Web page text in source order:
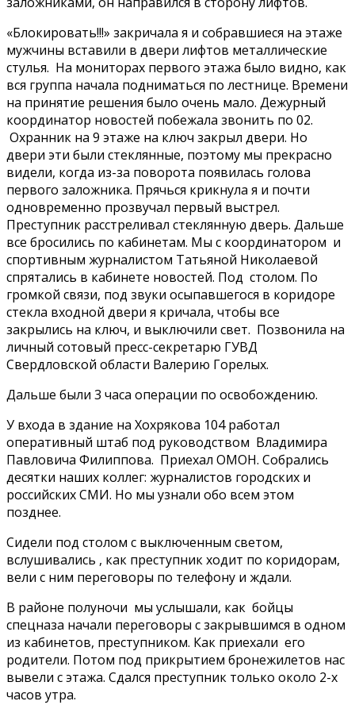
«Блокировать!!!» закричала я и собравшиеся на этаже
мужчины вставили в двери лифтов металлические
стулья. На мониторах первого этажа было видно, как
вся группа начала подниматься по лестнице. Времени
на принятие решения было очень мало. Дежурный
координатор новостей побежала звонить по 02.
Охранник на 9 этаже на ключ закрыл двери. Но
двери эти были стеклянные, поэтому мы прекрасно
видели, когда из-за поворота появилась голова
первого заложника. Прячься крикнула я и почти
одновременно прозвучал первый выстрел.
Преступник расстреливал стеклянную дверь. Дальше
все бросились по кабинетам. Мы с координатором и
спортивным журналистом Татьяной Николаевой
спрятались в кабинете новостей. Под столом. По
громкой связи, под звуки осыпавшегося в коридоре
стекла входной двери я кричала, чтобы все
закрылись на ключ, и выключили свет. Позвонила на
личный сотовый пресс-секретарю ГУВД
Свердловской области Валерию Горелых.
Дальше были 3 часа операции по освобождению.
У входа в здание на Хохрякова 104 работал
оперативный штаб под руководством Владимира
Павловича Филиппова. Приехал ОМОН. Собрались
десятки наших коллег: журналистов городских и
российских СМИ. Но мы узнали обо всем этом
позднее.
Сидели под столом с выключенным светом,
вслушивались , как преступник ходит по коридорам,
вели с ним переговоры по телефону и ждали.
В районе полуночи мы услышали, как бойцы
спецназа начали переговоры с закрывшимся в одном
из кабинетов, преступником. Как приехали его
родители. Потом под прикрытием бронежилетов нас
вывели с этажа. Сдался преступник только около 2-х
часов утра.